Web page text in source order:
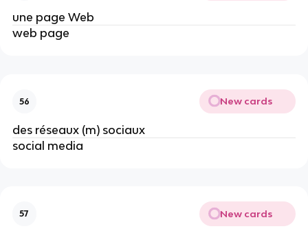
une page Web
web page
56 New cards
des réseaux (m) sociaux
social media
57 New cards